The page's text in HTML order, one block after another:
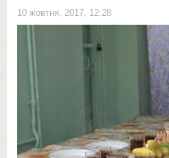
10 жовтня, 2017, 12:28